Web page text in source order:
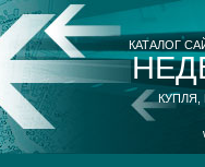
КАТАЛОГ